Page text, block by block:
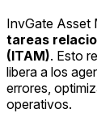
InvGate Asset
tareas
(ITAM). Esto
libera a los
errores,
operativos.